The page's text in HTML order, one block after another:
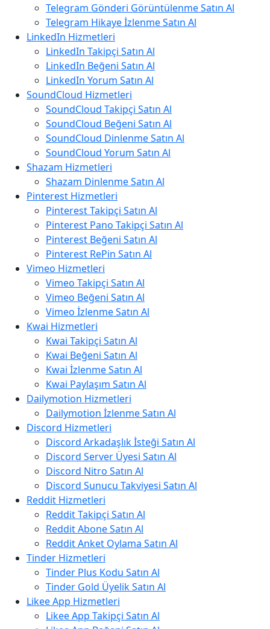
Telegram Gönderi Görüntülenme Satın Al
Telegram Hikaye İzlenme Satın Al
LinkedIn Hizmetleri
LinkedIn Takipçi Satın Al
LinkedIn Beğeni Satın Al
LinkedIn Yorum Satın Al
SoundCloud Hizmetleri
SoundCloud Takipçi Satın Al
SoundCloud Beğeni Satın Al
SoundCloud Dinlenme Satın Al
SoundCloud Yorum Satın Al
Shazam Hizmetleri
Shazam Dinlenme Satın Al
Pinterest Hizmetleri
Pinterest Takipçi Satın Al
Pinterest Pano Takipçi Satın Al
Pinterest Beğeni Satın Al
Pinterest RePin Satın Al
Vimeo Hizmetleri
Vimeo Takipçi Satın Al
Vimeo Beğeni Satın Al
Vimeo İzlenme Satın Al
Kwai Hizmetleri
Kwai Takipçi Satın Al
Kwai Beğeni Satın Al
Kwai İzlenme Satın Al
Kwai Paylaşım Satın Al
Dailymotion Hizmetleri
Dailymotion İzlenme Satın Al
Discord Hizmetleri
Discord Arkadaşlık İsteği Satın Al
Discord Server Üyesi Satın Al
Discord Nitro Satın Al
Discord Sunucu Takviyesi Satın Al
Reddit Hizmetleri
Reddit Takipçi Satın Al
Reddit Abone Satın Al
Reddit Anket Oylama Satın Al
Tinder Hizmetleri
Tinder Plus Kodu Satın Al
Tinder Gold Üyelik Satın Al
Likee App Hizmetleri
Likee App Takipçi Satın Al